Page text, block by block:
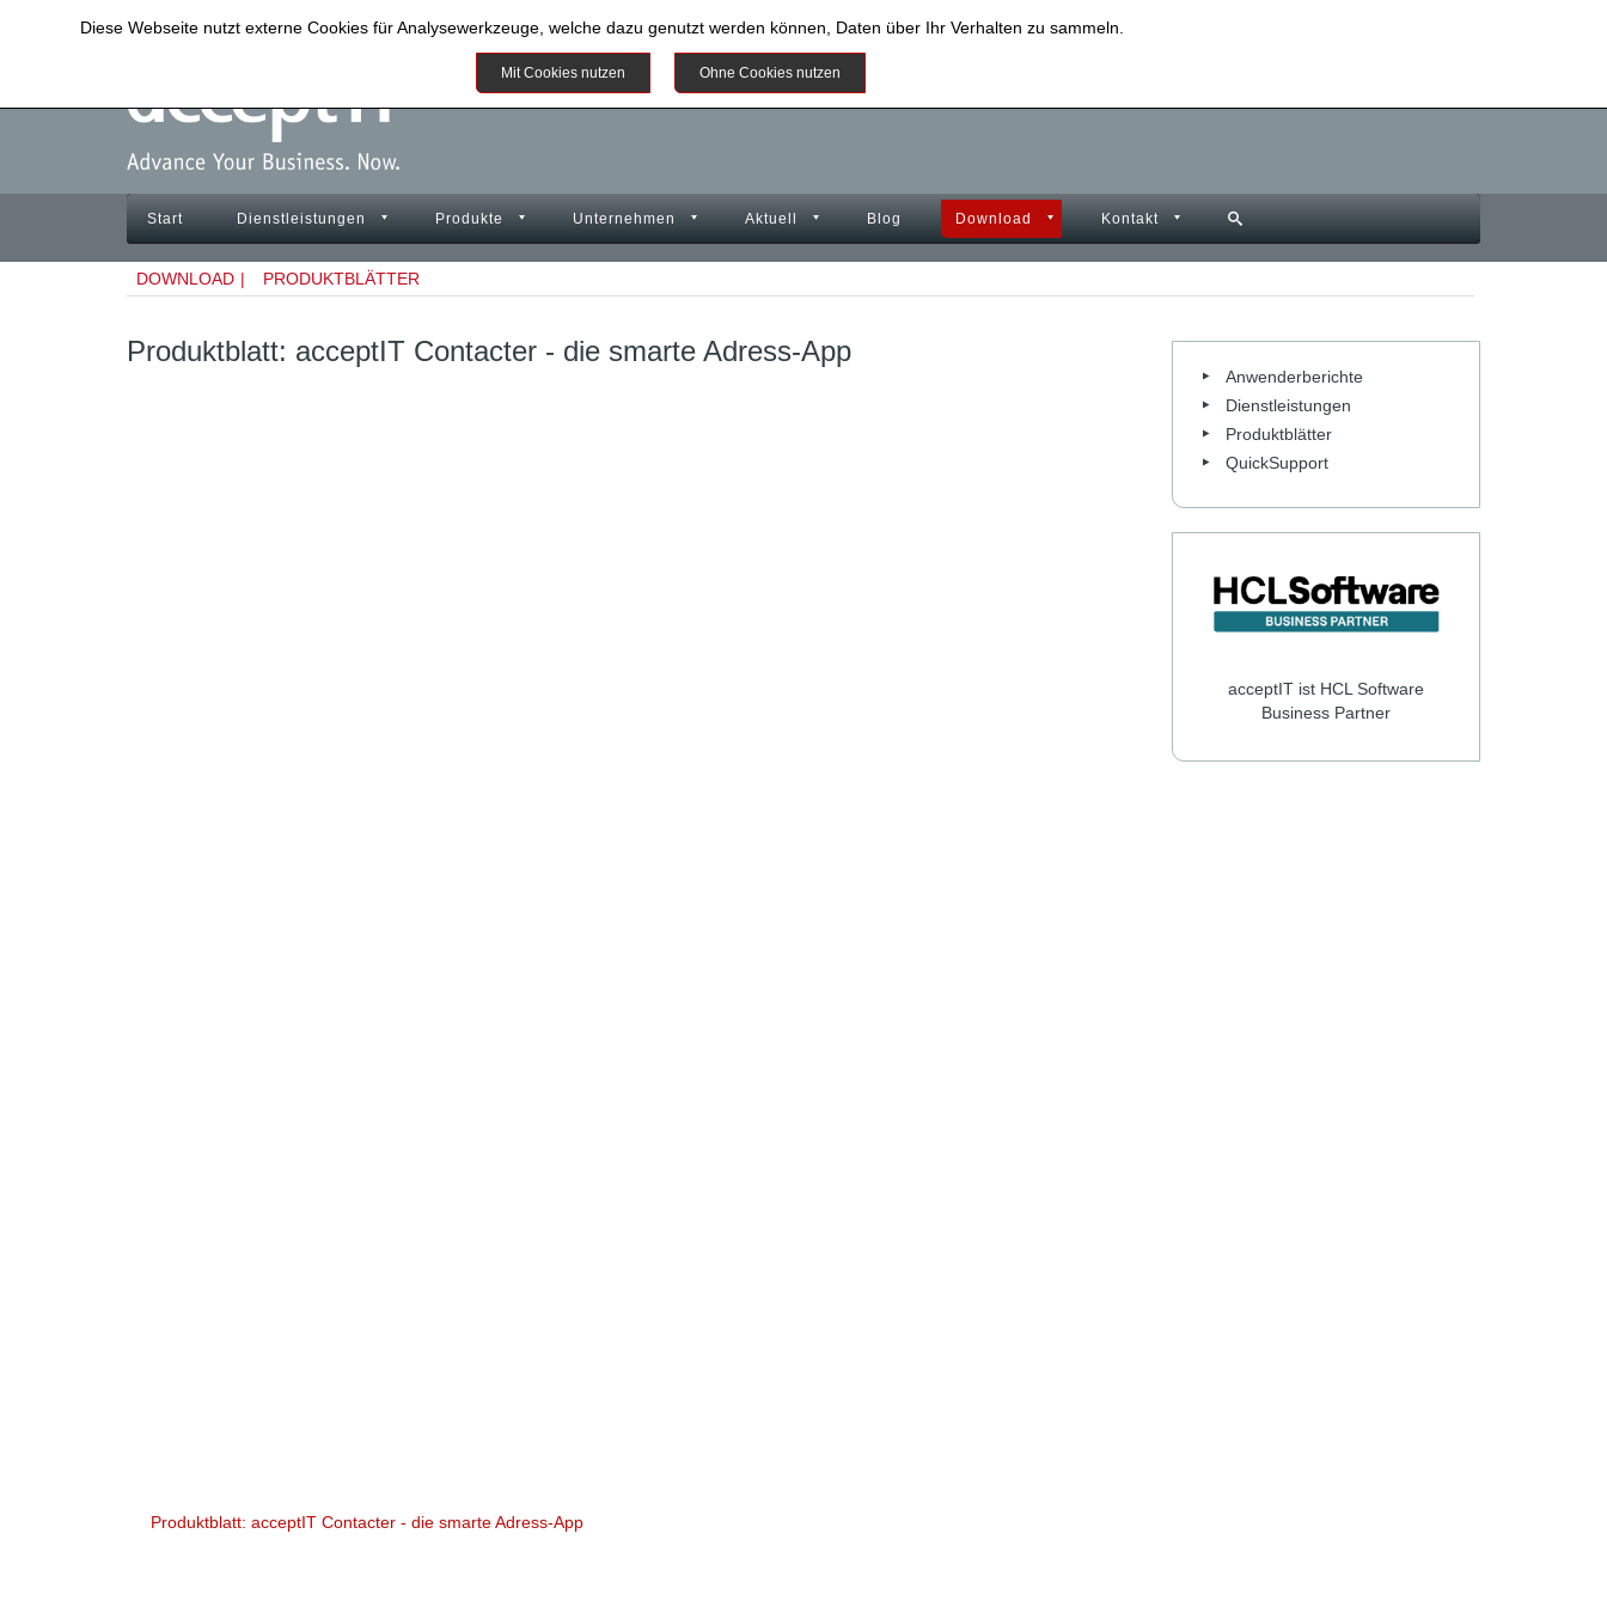
Start Dienstleistungen Produkte Unternehmen Aktuell Blog Download Kontakt
DOWNLOAD | PRODUKTBLÄTTER
Produktblatt: acceptIT Contacter - die smarte Adress-App
Produktblatt: acceptIT Contacter - die smarte Adress-App
Anwenderberichte
Dienstleistungen
Produktblätter
QuickSupport
acceptIT ist HCL Software
Business Partner
Diese Webseite nutzt externe Cookies für Analysewerkzeuge, welche dazu genutzt werden können, Daten über Ihr Verhalten zu sammeln.
Mit Cookies nutzen Ohne Cookies nutzen